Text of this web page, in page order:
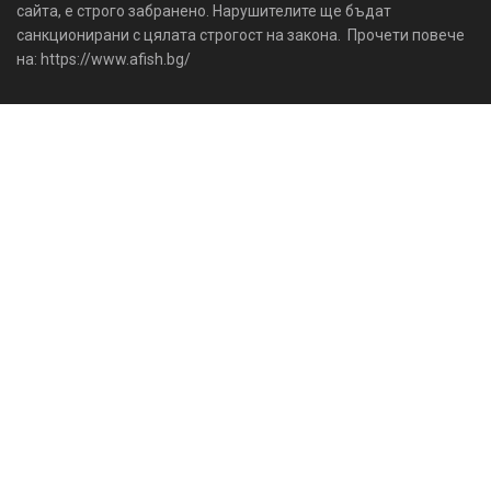
сайта, е строго забранено. Нарушителите ще бъдат
санкционирани с цялата строгост на закона. Прочети повече
на: https://www.afish.bg/